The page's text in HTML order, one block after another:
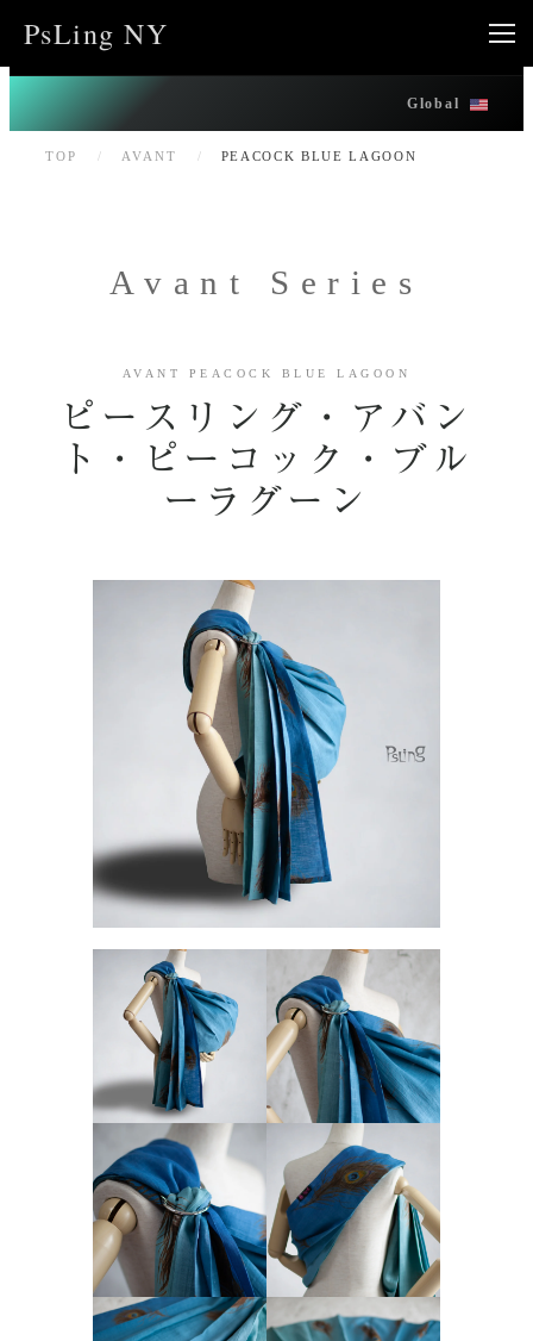
内
を
PsLing NY
Global
TOP / AVANT / PEACOCK BLUE LAGOON
Avant Series
AVANT PEACOCK BLUE LAGOON
ピースリング・アバン
ト・ピーコック・ブル
ーラグーン